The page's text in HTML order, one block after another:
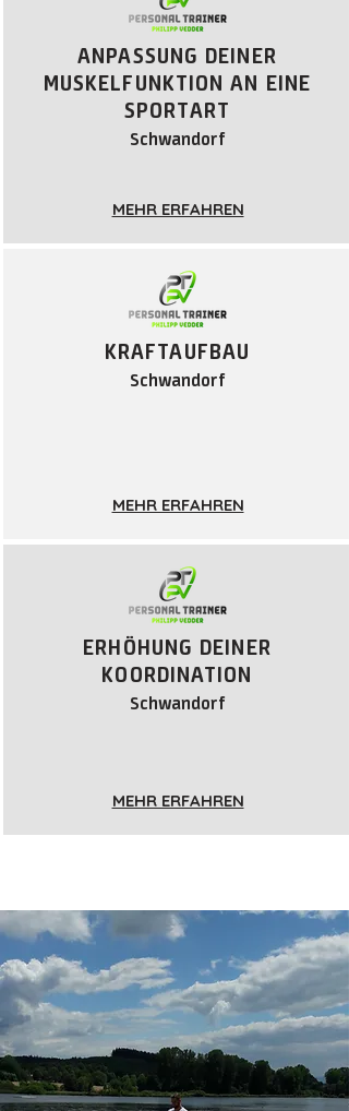
ANPASSUNG DEINER
MUSKELFUNKTION AN EINE
SPORTART
Schwandorf
MEHR ERFAHREN
KRAFTAUFBAU
Schwandorf
MEHR ERFAHREN
ERHÖHUNG DEINER
KOORDINATION
Schwandorf
MEHR ERFAHREN